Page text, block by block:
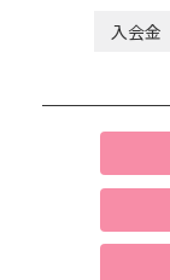
入会金